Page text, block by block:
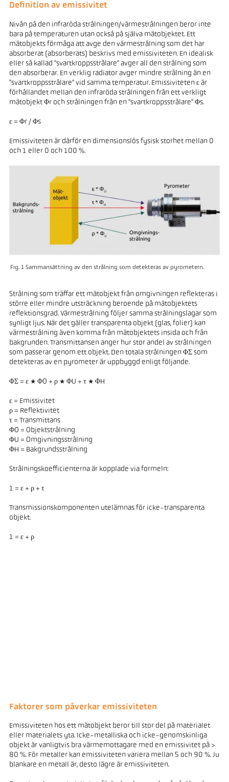
Definition av emissivitet
Nivån på den infraröda strålningen/värmestrålningen beror inte
bara på temperaturen utan också på själva mätobjektet. Ett
mätobjekts förmåga att avge den värmestrålning som det har
absorberat (absorberats) beskrivs med emissiviteten. En idealisk
eller så kallad "svartkroppsstrålare" avger all den strålning som
den absorberar. En verklig radiator avger mindre strålning än en
"svartkroppsstrålare" vid samma temperatur. Emissiviteten ε är
förhållandet mellan den infraröda strålningen från ett verkligt
mätobjekt Φr och strålningen från en "svartkroppsstrålare" Φs.
ε = Φr / Φs
Emissiviteten är därför en dimensionslös fysisk storhet mellan 0
och 1 eller 0 och 100 %.
Fig. 1 Sammansättning av den strålning som detekteras av pyrometern.
Strålning som träffar ett mätobjekt från omgivningen reflekteras i
större eller mindre utsträckning beroende på mätobjektets
reflektionsgrad. Värmestrålning följer samma strålningslagar som
synligt ljus. När det gäller transparenta objekt (glas, folier) kan
värmestrålning även komma från mätobjektets insida och från
bakgrunden. Transmittansen anger hur stor andel av strålningen
som passerar genom ett objekt. Den totala strålningen ΦΣ som
detekteras av en pyrometer är uppbyggd enligt följande.
ΦΣ = ε * ΦO + ρ * ΦU + τ * ΦH
ε = Emissivitet
ρ = Reflektivitet
τ = Transmittans
ΦO = Objektstrålning
ΦU = Omgivningsstrålning
ΦH = Bakgrundsstrålning
Strålningskoefficienterna är kopplade via formeln:
1 = ε + ρ + τ
Transmissionskomponenten utelämnas för icke-transparenta
objekt.
1 = ε + ρ
Faktorer som påverkar emissiviteten
Emissiviteten hos ett mätobjekt beror till stor del på materialet
eller materialets yta. Icke-metalliska och icke-genomskinliga
objekt är vanligtvis bra värmemottagare med en emissivitet på >
80 %. För metaller kan emissiviteten variera mellan 5 och 90 %. Ju
blankare en metall är, desto lägre är emissiviteten.